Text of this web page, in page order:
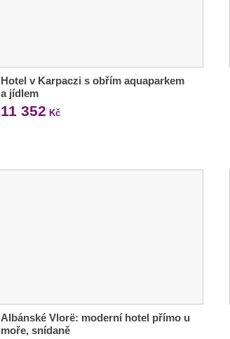
Hotel v Karpaczi s obřím aquaparkem
a jídlem
11 352 Kč
Albánské Vlorë: moderní hotel přímo u
moře, snídaně